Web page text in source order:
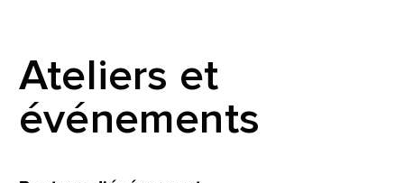
Ateliers et
événements